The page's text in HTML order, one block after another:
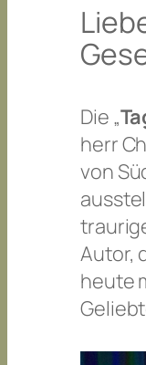
Die „
herr
von
Autor,
heute